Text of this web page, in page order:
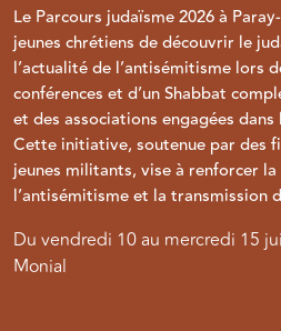
Le Parcours judaïsme 2026 à
jeunes chrétiens de découvrir le
l’actualité de l’antisémitisme lors
conférences et d’un Shabbat
et des associations engagées
Cette initiative, soutenue par des
jeunes militants, vise à renforcer
l’antisémitisme et la transmission
Du vendredi 10 au mercredi 15
Monial